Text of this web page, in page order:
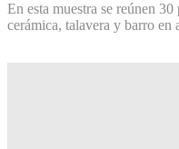
En esta muestra se reúnen
cerámica, talavera y barro